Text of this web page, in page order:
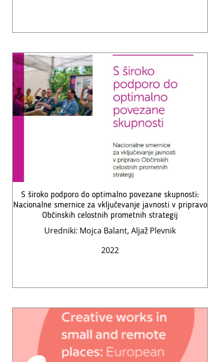
S široko podporo do optimalno povezane skupnosti:
Nacionalne smernice za vključevanje javnosti v pripravo
Občinskih celostnih prometnih strategij
Uredniki: Mojca Balant, Aljaž Plevnik
2022